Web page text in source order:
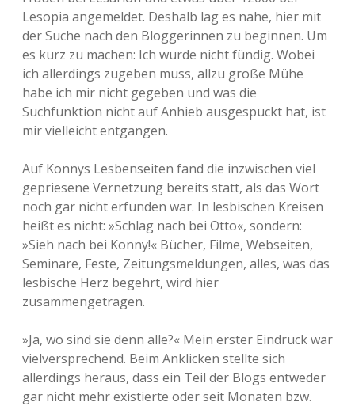
Lesopia angemeldet. Deshalb lag es nahe, hier mit
der Suche nach den Bloggerinnen zu beginnen. Um
es kurz zu machen: Ich wurde nicht fündig. Wobei
ich allerdings zugeben muss, allzu große Mühe
habe ich mir nicht gegeben und was die
Suchfunktion nicht auf Anhieb ausgespuckt hat, ist
mir vielleicht entgangen.
Auf Konnys Lesbenseiten fand die inzwischen viel
gepriesene Vernetzung bereits statt, als das Wort
noch gar nicht erfunden war. In lesbischen Kreisen
heißt es nicht: »Schlag nach bei Otto«, sondern:
»Sieh nach bei Konny!« Bücher, Filme, Webseiten,
Seminare, Feste, Zeitungsmeldungen, alles, was das
lesbische Herz begehrt, wird hier
zusammengetragen.
»Ja, wo sind sie denn alle?« Mein erster Eindruck war
vielversprechend. Beim Anklicken stellte sich
allerdings heraus, dass ein Teil der Blogs entweder
gar nicht mehr existierte oder seit Monaten bzw.